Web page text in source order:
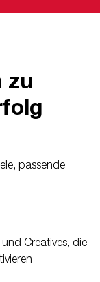
zu
passende
Creatives, die